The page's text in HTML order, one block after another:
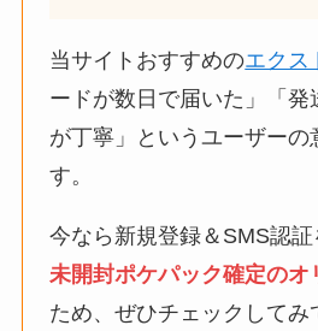
当サイトおすすめのエクス
ードが数日で届いた」「発
が丁寧」というユーザーの
す。
今なら新規登録＆SMS認
未開封ポケパック確定のオ
ため、ぜひチェックしてみ